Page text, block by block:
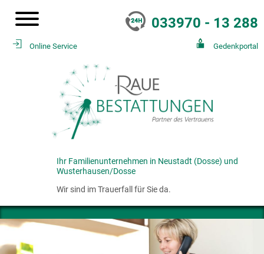
033970 - 13 288
Online Service Gedenkportal
Ihr Familienunternehmen in Neustadt (Dosse) und
Wusterhausen/Dosse
Wir sind im Trauerfall für Sie da.